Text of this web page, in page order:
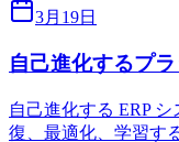
3月19日
自己進化するプ
自己進化する ERP
復、最適化、学習す